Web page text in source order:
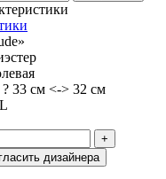
? 33 см <-> 32 см
+
дизайнера